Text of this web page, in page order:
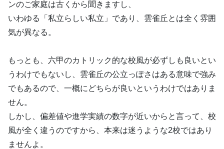
ンのご家庭は古くから聞きますし、
いわゆる「私立らしい私立」であり、雲雀丘とは全く雰囲
気が異なる。
もっとも、六甲のカトリック的な校風が必ずしも良いとい
うわけでもないし、雲雀丘の公立っぽさはある意味で強み
でもあるので、一概にどちらが良いというわけではありま
せん。
しかし、偏差値や進学実績の数字が近いからと言って、校
風が全く違うのですから、本来は迷うような2校ではあり
ませんよ。